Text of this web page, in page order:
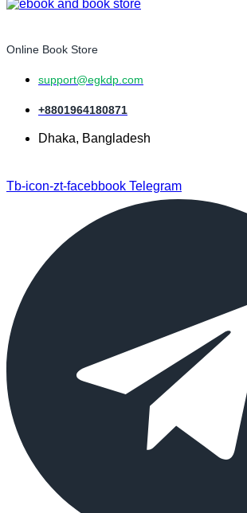
Online Book Store
support@egkdp.com
+8801964180871
Dhaka, Bangladesh
Tb-icon-zt-facebbook Telegram